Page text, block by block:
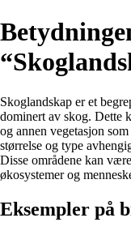
Skoglandskap er et
dominert av skog. Dette
og annen vegetasjon
størrelse og type
Disse områdene kan
økosystemer og
Eksempler på